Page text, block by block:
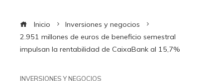
Inicio
Inversiones y negocios
2.951 millones de euros de beneficio semestral
impulsan la rentabilidad de CaixaBank al 15,7%
INVERSIONES Y NEGOCIOS